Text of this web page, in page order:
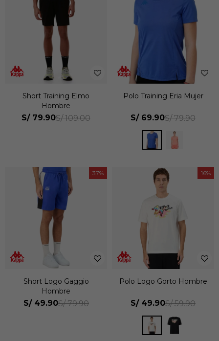
Short Training Elmo
Hombre
S/ 79.90S/ 109.00
Polo Training Eria Mujer
S/ 69.90S/ 79.90
37
Short Logo Gaggio
Hombre
S/ 49.90S/ 79.90
16
Polo Logo Gorto Hombre
S/ 49.90S/ 59.90